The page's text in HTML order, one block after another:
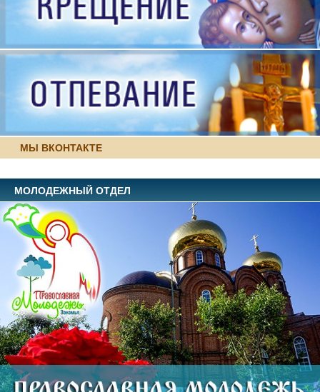
МЫ ВКОНТАКТЕ
МОЛОДЕЖНЫЙ ОТДЕЛ